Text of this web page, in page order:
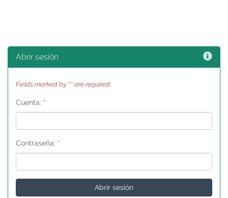
Abrir sesión
Fields marked by '*' are required.
Cuenta: *
Contraseña: *